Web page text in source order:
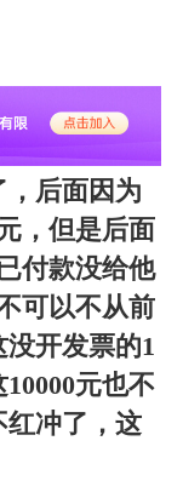
后面因为
，但是后面
付款没给他
可以不从前
开发票的1
元也不
红冲了，这